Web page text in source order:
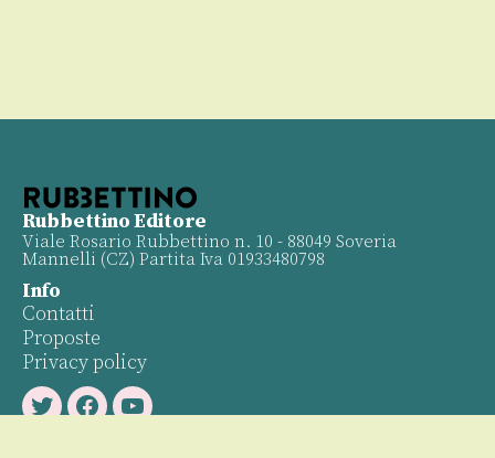
Rubbettino Editore
Viale Rosario Rubbettino n. 10 - 88049 Soveria
Mannelli (CZ) Partita Iva 01933480798
Info
Contatti
Proposte
Privacy policy
TwitterFacebookYoutube